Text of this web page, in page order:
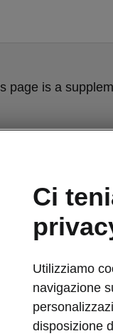
page is a
Ci
Utilizziamo
navigazione
disposizione